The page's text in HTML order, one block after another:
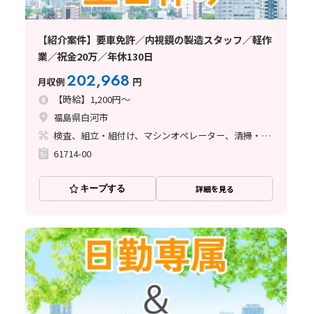
【紹介案件】要車免許／内視鏡の製造スタッフ／軽作
業／祝金20万／年休130日
月収例202,968 円
【時給】1,200円～
福島県白河市
検査、組立・組付け、マシンオペレーター、清掃・洗浄
61714-00
キープする 詳細を見る